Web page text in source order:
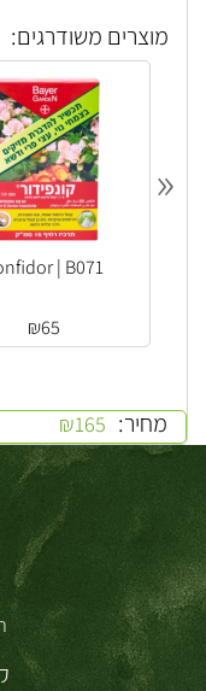
מחיר: ₪165
מוצרים משודרגים:
| B071
₪65
«